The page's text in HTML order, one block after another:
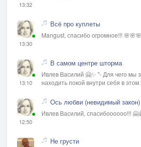
13:32
13:30
Всё про куплеты
Mangust, спасибо огромное!!! 🌸🌸🌸
13:10
В самом центре шторма
Ивлев Василий 🤗✨ "- Для чего мы
находить покой внутри себя в
12:50
Ось любви (невидимый закон)
Ивлев Василий, спасибоооооо!!!
Не грусти